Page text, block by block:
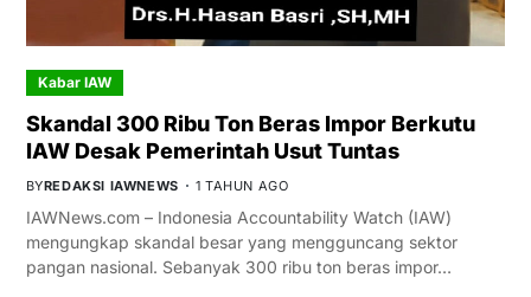
Kabar IAW
Skandal 300 Ribu Ton Beras Impor Berkutu
IAW Desak Pemerintah Usut Tuntas
BYREDAKSI IAWNEWS 1 TAHUN AGO
IAWNews.com – Indonesia Accountability Watch (IAW)
mengungkap skandal besar yang mengguncang sektor
pangan nasional. Sebanyak 300 ribu ton beras impor…